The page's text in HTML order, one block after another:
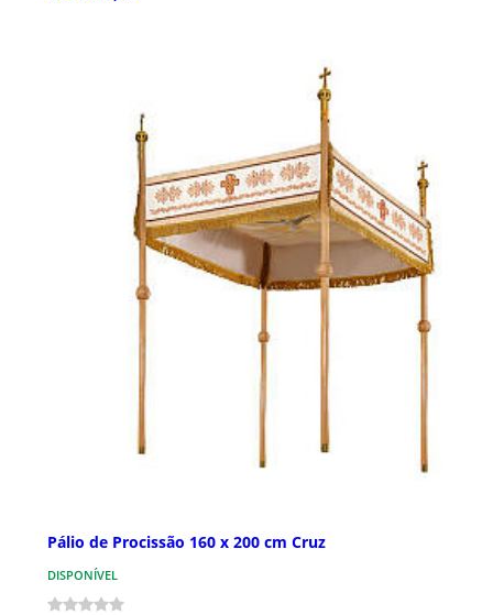
Pálio de Procissão 160 x 200 cm Cruz
DISPONÍVEL